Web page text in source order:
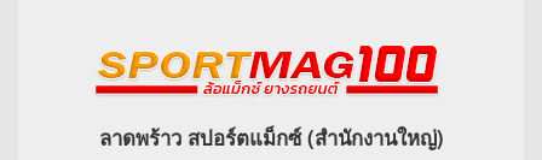
ลาดพร้าว สปอร์ตแม็กซ์ (สำนักงานใหญ่)